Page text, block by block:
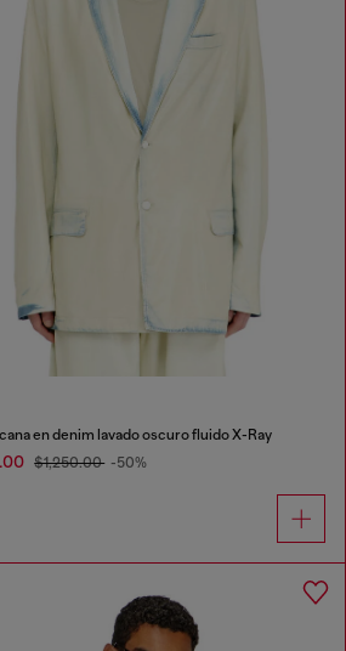
en denim lavado oscuro fluido X-Ray
$1,250.00 -50%